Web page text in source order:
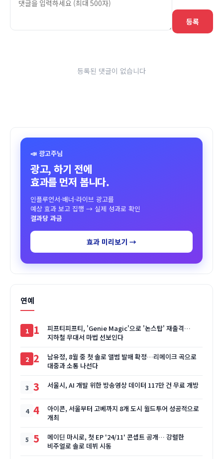
등록
등록된 댓글이 없습니다
📣 광고주님
광고, 하기 전에
효과를 먼저 봅니다.
인플루언서·배너·라이브 광고를
예상 효과 보고 집행 → 실제 성과로 확인
결과당 과금
효과 미리보기 →
연예
1
피프티피프티, 'Genie Magic'으로 '논스탑' 재출격…
지하철 무대서 마법 선보인다
2
남유정, 8월 중 첫 솔로 앨범 발매 확정…리메이크 곡으로
대중과 소통 나선다
3 서울시, AI 개발 위한 방송영상 데이터 117만 건 무료 개방
4
아이콘, 서울부터 고베까지 8개 도시 월드투어 성공적으로
개최
5
메이딘 마시로, 첫 EP '24/11' 콘셉트 공개… 강렬한
비주얼로 솔로 데뷔 시동